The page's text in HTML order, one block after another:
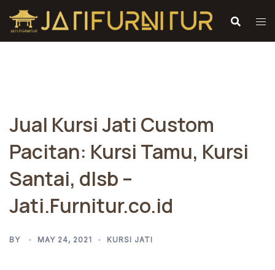
Skip
content
Jual Kursi Jati Custom
Pacitan: Kursi Tamu, Kursi
Santai, dlsb –
Jati.Furnitur.co.id
BY MAY 24, 2021 KURSI JATI